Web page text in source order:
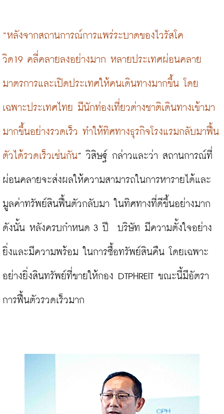
“หลังจากสถานการณ์การแพร่ระบาดของไวรัสโค
วิด19 คลี่คลายลงอย่างมาก หลายประเทศผ่อนคลาย
มาตรการและเปิดประเทศให้คนเดินทางมากขึ้น โดย
เฉพาะประเทศไทย มีนักท่องเที่ยวต่างชาติเดินทางเข้ามา
มากขึ้นอย่างรวดเร็ว ทำให้ทิศทางธุรกิจโรงแรมกลับมาฟื้น
ตัวได้รวดเร็วเช่นกัน” วิสิษฐ์ กล่าวและว่า สถานการณ์ที่
ผ่อนคลายจะส่งผลให้ความสามารถในการหารายได้และ
มูลค่าทรัพย์สินฟื้นตัวกลับมา ในทิศทางที่ดีขึ้นอย่างมาก
ดังนั้น หลังครบกำหนด 3 ปี  บริษัท มีความตั้งใจอย่าง
ยิ่งและมีความพร้อม ในการซื้อทรัพย์สินคืน โดยเฉพาะ
อย่างยิ่งสินทรัพย์ที่ขายให้กอง DTPHREIT ขณะนี้มีอัตรา
การฟื้นตัวรวดเร็วมาก